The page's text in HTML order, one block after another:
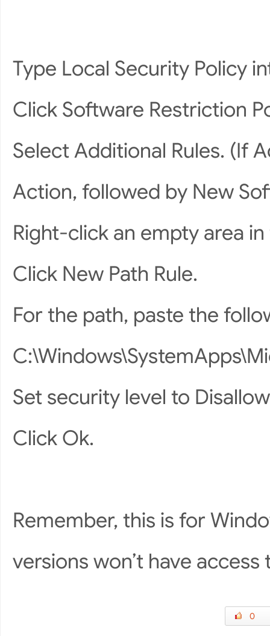
Type Local Security Policy
Click Software Restriction
Select Additional Rules. (If
Action, followed by New
Right-click an empty area
Click New Path Rule.
For the path, paste the
Set security level to
Click Ok.
Remember, this is for
versions won’t have
0